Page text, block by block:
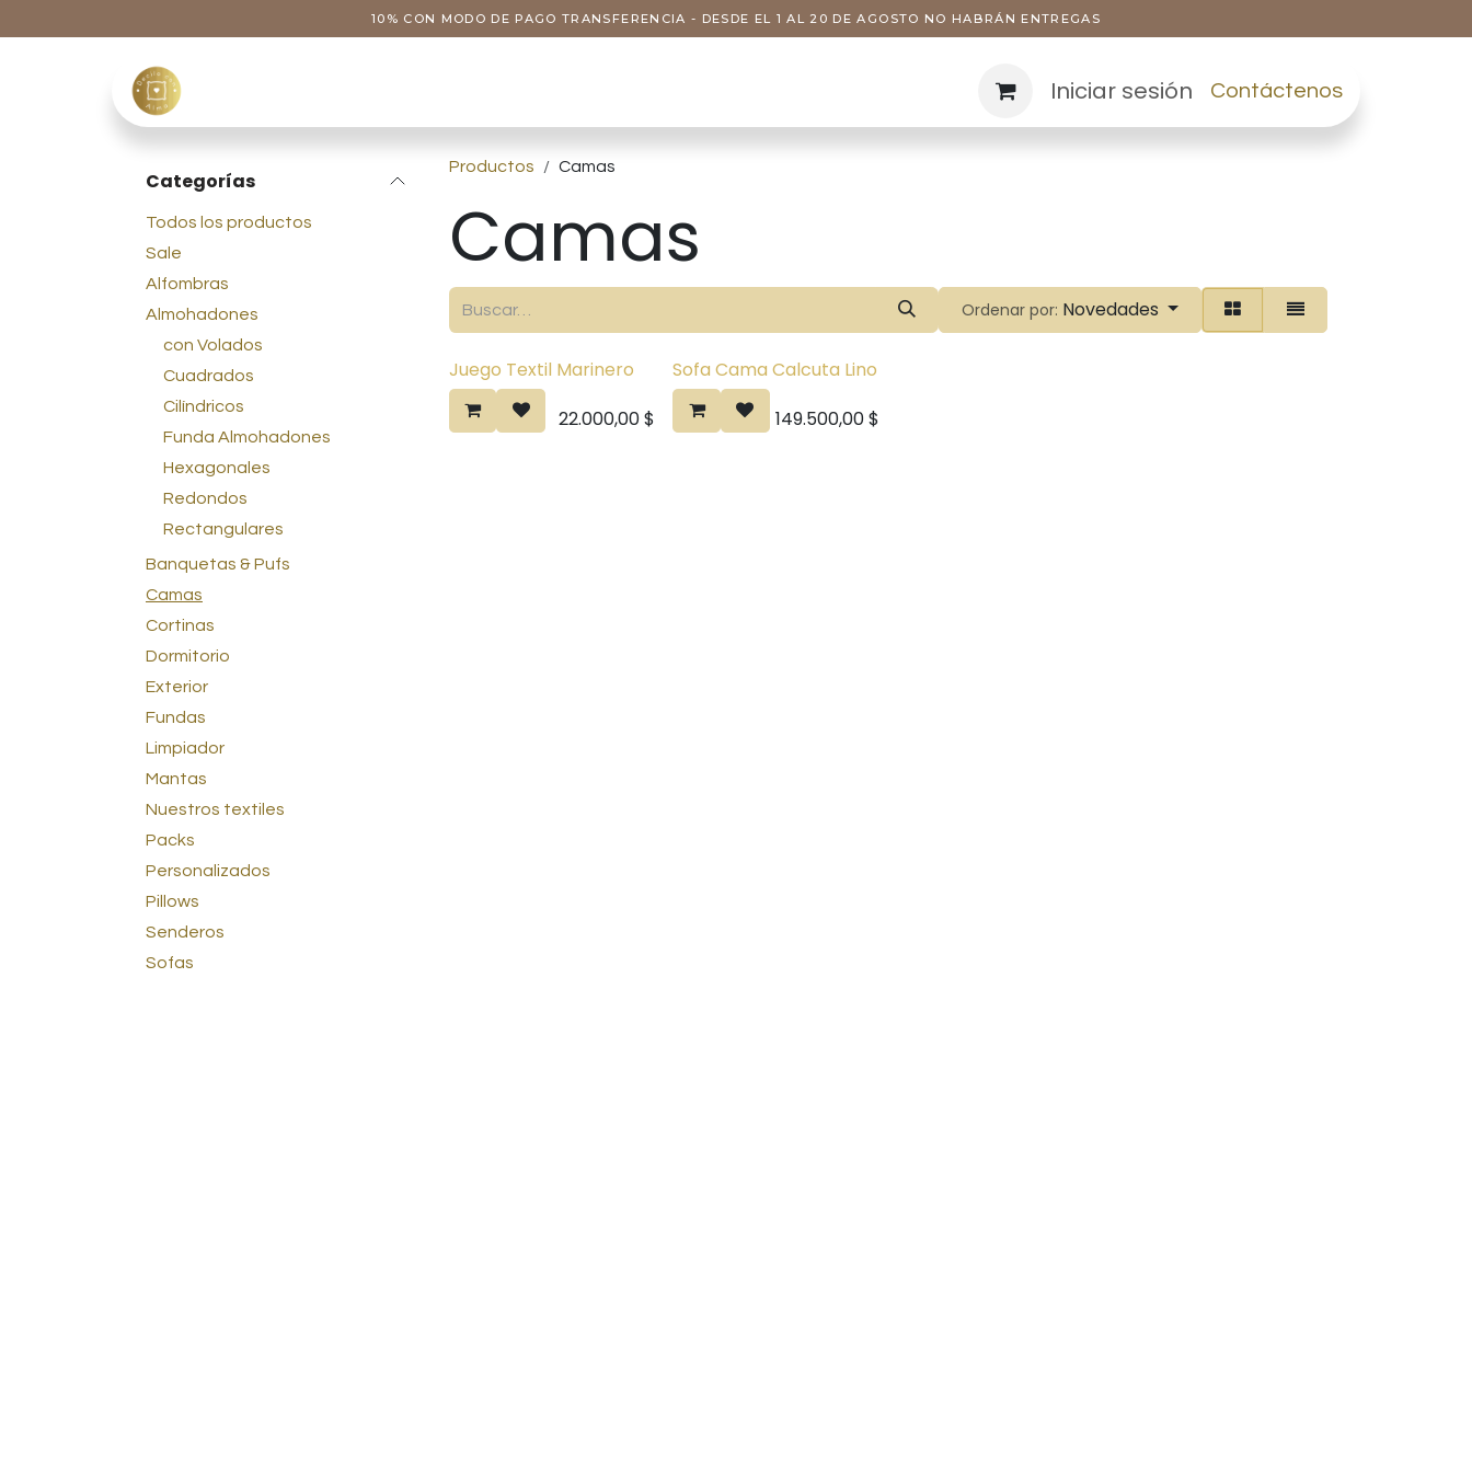
10% CON MODO DE PAGO TRANSFERENCIA - DESDE EL 1 AL 20 DE AGOSTO NO HABRÁN ENTREGAS
Iniciar sesión Contáctenos
Categorías
Todos los productos
Sale
Alfombras
Almohadones
con Volados
Cuadrados
Cilíndricos
Funda Almohadones
Hexagonales
Redondos
Rectangulares
Banquetas & Pufs
Camas
Cortinas
Dormitorio
Exterior
Fundas
Limpiador
Mantas
Nuestros textiles
Packs
Personalizados
Pillows
Senderos
Sofas
Productos Camas
Camas
Ordenar por: Novedades
Juego Textil Marinero
22.000,00$
Sofa Cama Calcuta Lino
149.500,00$